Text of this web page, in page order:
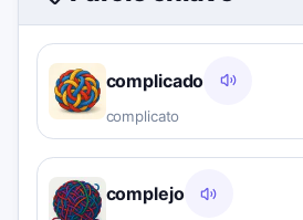
complicado
complicato
complejo